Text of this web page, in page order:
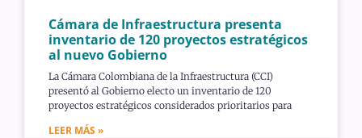
Cámara de Infraestructura presenta
inventario de 120 proyectos estratégicos
al nuevo Gobierno
La Cámara Colombiana de la Infraestructura (CCI)
presentó al Gobierno electo un inventario de 120
proyectos estratégicos considerados prioritarios para
LEER MÁS »